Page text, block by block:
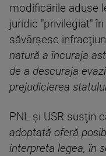
modificările aduse
juridic "privilegiat"
săvârşesc
natură a încuraja
de a descuraja
prejudicierea
PNL şi USR susţin
adoptată oferă
interpreta legea, în